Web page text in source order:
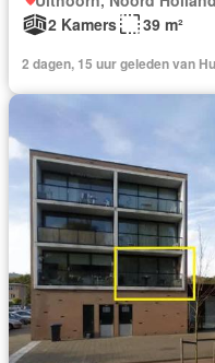
2 Kamers
39 m²
2 dagen, 15 uur geleden van